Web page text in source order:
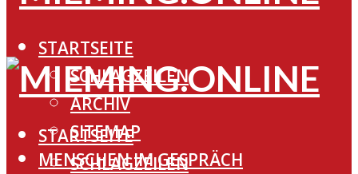
STARTSEITE
SCHLAGZEILEN
ARCHIV
SITEMAP
MENSCHEN IM GESPRÄCH
STARTSEITE
SCHLAGZEILEN